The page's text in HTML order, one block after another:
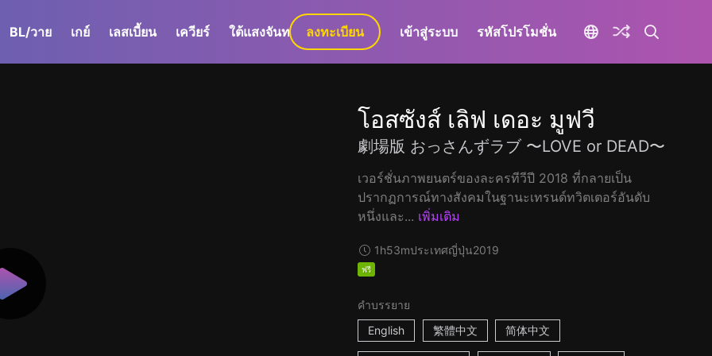
BL/วาย เกย์ เลสเบี้ยน เควียร์ ใต้แสงจันทร์ GaLa+
ลงทะเบียน เข้าสู่ระบบ รหัสโปรโมชั่น
โอสซังส์ เลิฟ เดอะ มูฟวี
劇場版 おっさんずラブ 〜LOVE or DEAD〜
เวอร์ชั่นภาพยนตร์ของละครทีวีปี 2018 ที่กลายเป็น
ปรากฏการณ์ทางสังคมในฐานะเทรนด์ทวิตเตอร์อันดับ
หนึ่งและ... เพิ่มเติม
1h53mประเทศญี่ปุ่น2019
ฟรี
คำบรรยาย
English
繁體中文 简体中文